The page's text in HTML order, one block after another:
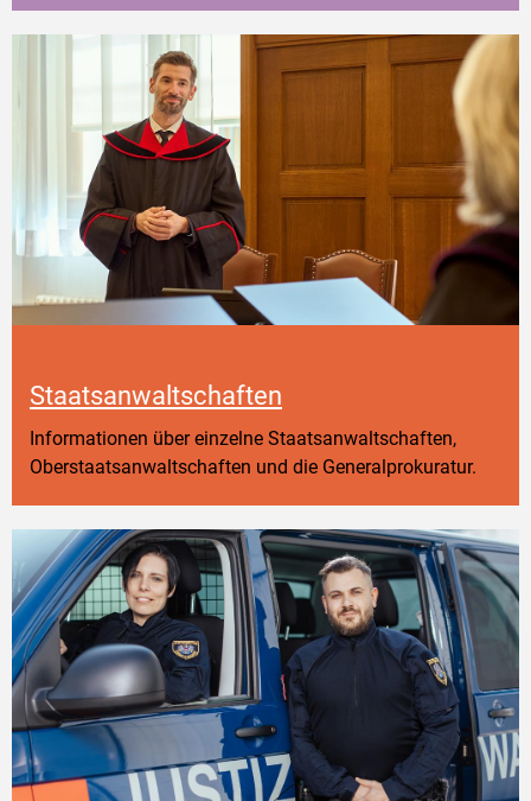
Staatsanwaltschaften
Informationen über einzelne Staatsanwaltschaften,
Oberstaatsanwaltschaften und die Generalprokuratur.